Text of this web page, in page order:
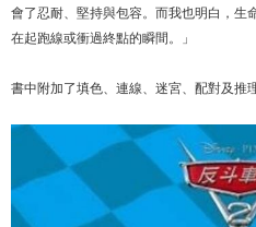
會了忍耐、堅持與包容。而我也明白，生
在起跑線或衝過終點的瞬間。」
書中附加了填色、連線、迷宮、配對及推理